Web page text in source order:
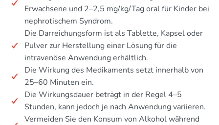
Erwachsene und 2–2,5 mg/kg/Tag oral für Kinder bei
nephrotischem Syndrom.
Die Darreichungsform ist als Tablette, Kapsel oder
Pulver zur Herstellung einer Lösung für die
intravenöse Anwendung erhältlich.
Die Wirkung des Medikaments setzt innerhalb von
25–60 Minuten ein.
Die Wirkungsdauer beträgt in der Regel 4–5
Stunden, kann jedoch je nach Anwendung variieren.
Vermeiden Sie den Konsum von Alkohol während